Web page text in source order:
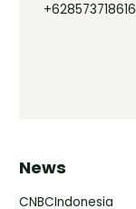
News
CNBCIndonesia